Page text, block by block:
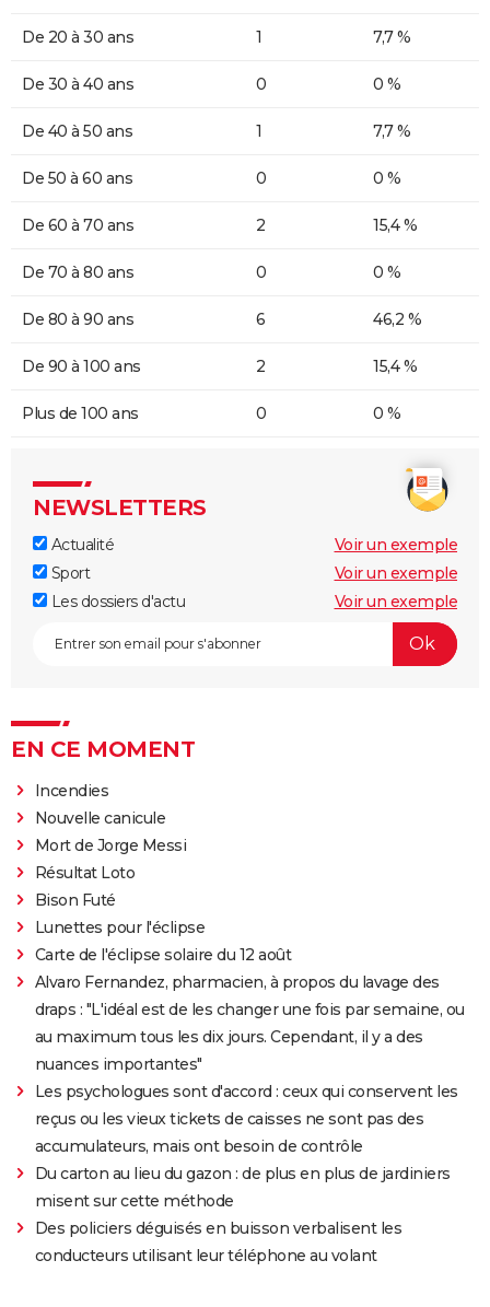
De 20 à 30 ans 1 7,7 %
De 30 à 40 ans 0 0 %
De 40 à 50 ans 1 7,7 %
De 50 à 60 ans 0 0 %
De 60 à 70 ans 2 15,4 %
De 70 à 80 ans 0 0 %
De 80 à 90 ans 6 46,2 %
De 90 à 100 ans 2 15,4 %
Plus de 100 ans 0 0 %
NEWSLETTERS
Actualité
Voir un exemple
Sport
Voir un exemple
Les dossiers d'actu
Voir un exemple
EN CE MOMENT
Incendies
Nouvelle canicule
Mort de Jorge Messi
Résultat Loto
Bison Futé
Lunettes pour l'éclipse
Carte de l'éclipse solaire du 12 août
Alvaro Fernandez, pharmacien, à propos du lavage des
draps : "L'idéal est de les changer une fois par semaine, ou
au maximum tous les dix jours. Cependant, il y a des
nuances importantes"
Les psychologues sont d'accord : ceux qui conservent les
reçus ou les vieux tickets de caisses ne sont pas des
accumulateurs, mais ont besoin de contrôle
Du carton au lieu du gazon : de plus en plus de jardiniers
misent sur cette méthode
Des policiers déguisés en buisson verbalisent les
conducteurs utilisant leur téléphone au volant